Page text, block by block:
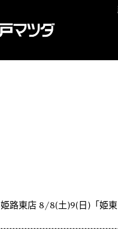
姫路東店 8/8(土)9(日)「姫東